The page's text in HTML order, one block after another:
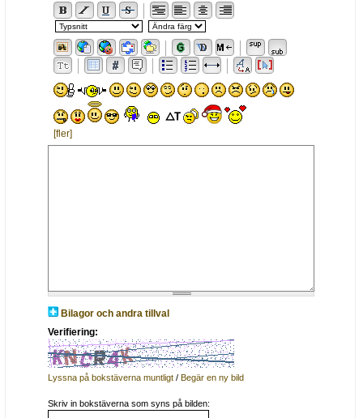
[fler]
Bilagor och andra tillval
Verifiering:
Lyssna på bokstäverna muntligt /Begär en ny bild
Skriv in bokstäverna som syns på bilden: